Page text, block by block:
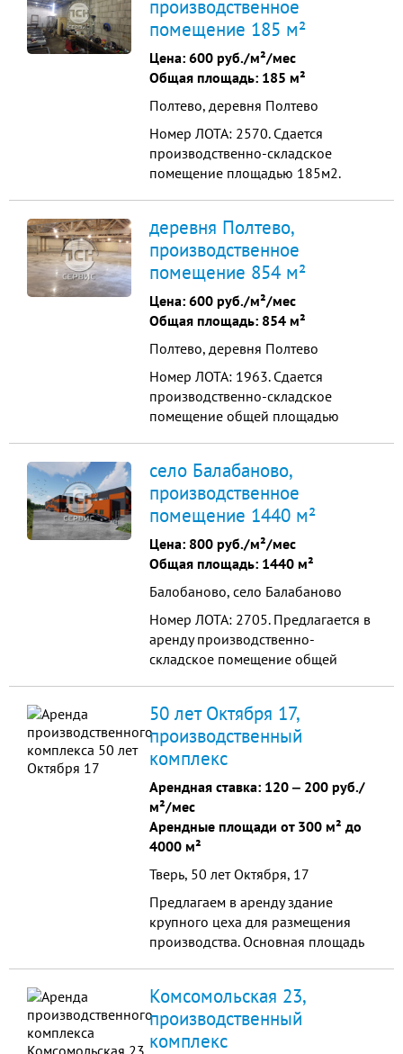
Ворота металлические 3,5 м * 4 м.
Электрическая мощность до 500
кВт. Вода, отопление, канализация,
интернет....
производственное
помещение 185 м²
Цена: 600 руб./м²/мес
Общая площадь: 185 м²
Полтево, деревня Полтево
Номер ЛОТА: 2570. Сдается
производственно-складское
помещение площадью 185м2.
отапливаемое. Потолки 3.3-4м.
Полы бетон. Мощности есть,
уточним по необходимому запросу.
Хорошая транспортная
доступность, удаленность от МКАД
23км. Остановка общественн...
деревня Полтево,
производственное
помещение 854 м²
Цена: 600 руб./м²/мес
Общая площадь: 854 м²
Полтево, деревня Полтево
Номер ЛОТА: 1963. Сдается
производственно-складское
помещение общей площадью
отапливаемое. Большие
электрические мощности, уточним
по необходимому запросу. Полы
антипыль. Высота потолка ДО
БАЛКИ - 4м, МЕЖДУ БАЛКАМИ -
12м. Шаг балок через 6м. Все ко...
село Балабаново,
производственное
помещение 1440 м²
Цена: 800 руб./м²/мес
Общая площадь: 1440 м²
Балобаново, село Балабаново
Номер ЛОТА: 2705. Предлагается в
аренду производственно-
складское помещение общей
эксплуатацию: сентябрь 2026.
Начало строительства: апрель 2026.
Ангар из сендвич-панелей и
металлоконструкций. Теплый,
толщина стен 100мм, толщина на
крыше 150мм...
50 лет Октября 17,
производственный
комплекс
Арендная ставка: 120 ‒ 200 руб./
м²/мес
Арендные площади от 300 м² до
4000 м²
Тверь, 50 лет Октября, 17
Предлагаем в аренду здание
крупного цеха для размещения
производства. Основная площадь
по 250 кв.м. Подк...
Комсомольская 23,
производственный
комплекс